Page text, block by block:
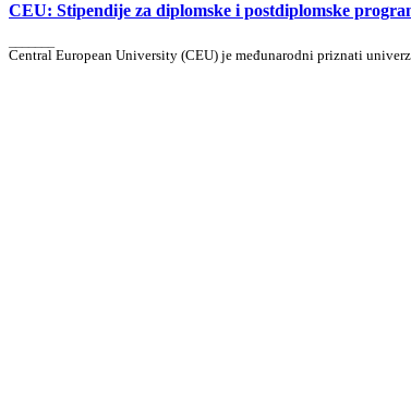
CEU: Stipendije za diplomske i postdiplomske
Central European University (CEU) je međunarodni priznati